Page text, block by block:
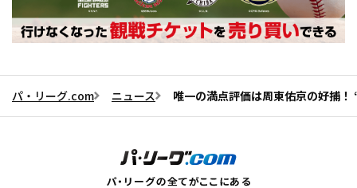
パ・リーグ.com ニュース 唯一の満点評価は周東佑京の好捕